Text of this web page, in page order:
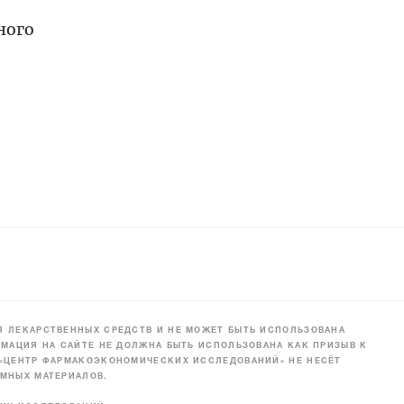
СРЕДСТВ И НЕ МОЖЕТ БЫТЬ ИСПОЛЬЗОВАНА
НА САЙТЕ НЕ ДОЛЖНА БЫТЬ ИСПОЛЬЗОВАНА КАК ПРИЗЫВ К
ФАРМАКОЭКОНОМИЧЕСКИХ ИССЛЕДОВАНИЙ» НЕ НЕСЁТ
МАТЕРИАЛОВ.